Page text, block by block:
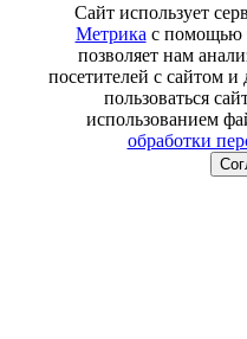
Сайт использует
Метрика с помощью
позволяет нам
посетителей с сайтом
пользоваться
использованием
обработки